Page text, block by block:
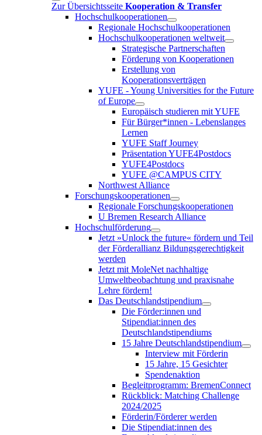
Zur Übersichtsseite Kooperation & Transfer
Hochschulkooperationen
Regionale Hochschulkooperationen
Hochschulkooperationen weltweit
Strategische Partnerschaften
Förderung von Kooperationen
Erstellung von
Kooperationsverträgen
YUFE - Young Universities for the Future
of Europe
Europäisch studieren mit YUFE
Für Bürger*innen - Lebenslanges
Lernen
YUFE Staff Journey
Präsentation YUFE4Postdocs
YUFE4Postdocs
YUFE @CAMPUS CITY
Northwest Alliance
Forschungskooperationen
Regionale Forschungskooperationen
U Bremen Research Alliance
Hochschulförderung
Jetzt »Unlock the future« fördern und Teil
der Förderallianz Bildungsgerechtigkeit
werden
Jetzt mit MoleNet nachhaltige
Umweltbeobachtung und praxisnahe
Lehre fördern!
Das Deutschlandstipendium
Die Förder:innen und
Stipendiat:innen des
Deutschlandstipendiums
15 Jahre Deutschlandstipendium
Interview mit Förderin
15 Jahre, 15 Gesichter
Spendenaktion
Begleitprogramm: BremenConnect
Rückblick: Matching Challenge
2024/2025
Förderin/Förderer werden
Die Stipendiat:innen des